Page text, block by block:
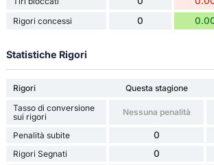
Rigori concessi 0
Statistiche Rigori
Rigori Questa stagione
Tasso di conversione
sui rigori
Nessuna penalità
Penalità subite 0
Rigori Segnati 0